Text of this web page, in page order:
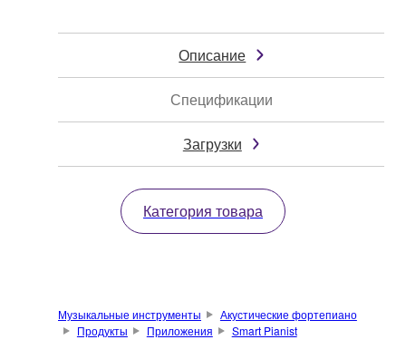
Описание
Спецификации
Загрузки
Категория товара
Музыкальные инструменты
Акустические фортепиано
Продукты
Приложения Smart Pianist